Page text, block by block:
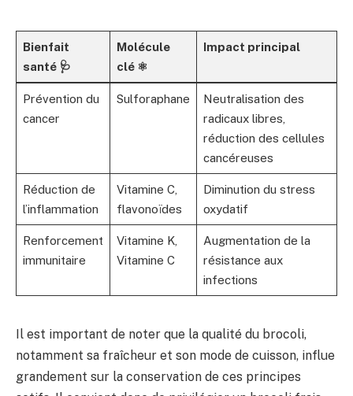
Bienfait
santé 🩺
Molécule
clé ⚛️
Impact principal
Prévention du
cancer
Sulforaphane
Neutralisation des
radicaux libres,
réduction des cellules
cancéreuses
Réduction de
l’inflammation
Vitamine C,
flavonoïdes
Diminution du stress
oxydatif
Renforcement
immunitaire
Vitamine K,
Vitamine C
Augmentation de la
résistance aux
infections
Il est important de noter que la qualité du brocoli,
notamment sa fraîcheur et son mode de cuisson, influe
grandement sur la conservation de ces principes